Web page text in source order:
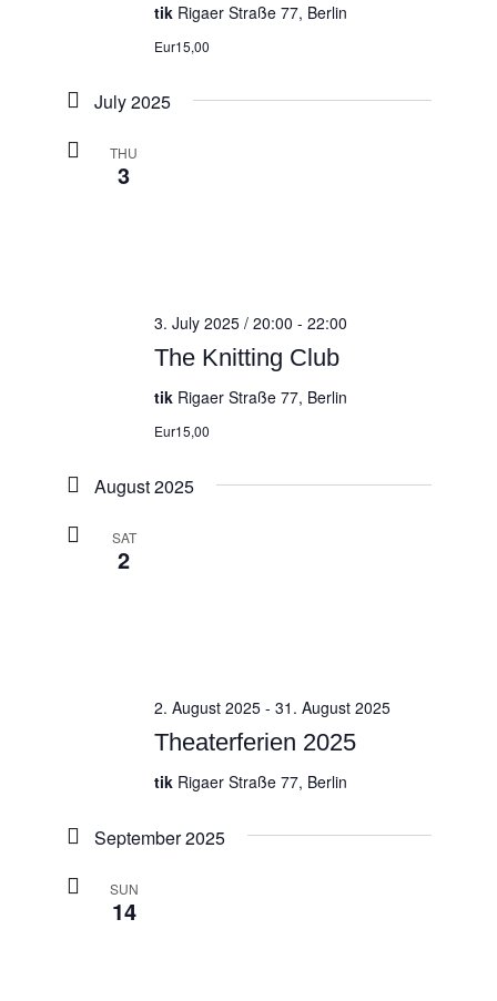
tik Rigaer Straße 77, Berlin
Eur15,00
July 2025
THU
3
The Knitting Club
3. July 2025 / 20:00 - 22:00
tik Rigaer Straße 77, Berlin
Eur15,00
August 2025
SAT
2
Theaterferien 2025
2. August 2025- 31. August 2025
tik Rigaer Straße 77, Berlin
September 2025
SUN
14